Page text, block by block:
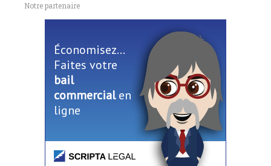
Notre partenaire
Économisez...
Faites votre
bail
commercialen
ligne